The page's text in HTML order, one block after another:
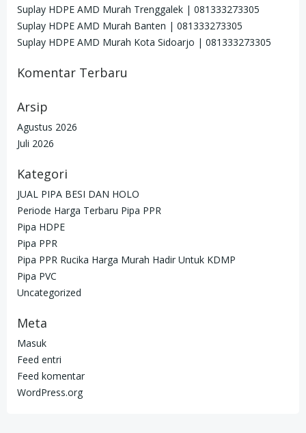
Suplay HDPE AMD Murah Trenggalek | 081333273305
Suplay HDPE AMD Murah Banten | 081333273305
Suplay HDPE AMD Murah Kota Sidoarjo | 081333273305
Komentar Terbaru
Arsip
Agustus 2026
Juli 2026
Kategori
JUAL PIPA BESI DAN HOLO
Periode Harga Terbaru Pipa PPR
Pipa HDPE
Pipa PPR
Pipa PPR Rucika Harga Murah Hadir Untuk KDMP
Pipa PVC
Uncategorized
Meta
Masuk
Feed entri
Feed komentar
WordPress.org